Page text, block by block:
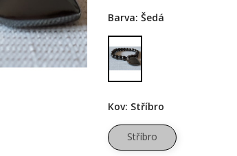
Barva: Šedá
Šedá
Kov: Stříbro
Stříbro